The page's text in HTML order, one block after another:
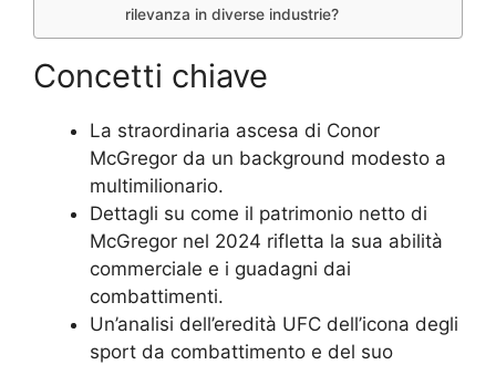
rilevanza in diverse industrie?
Concetti chiave
La straordinaria ascesa di Conor
McGregor da un background modesto a
multimilionario.
Dettagli su come il patrimonio netto di
McGregor nel 2024 rifletta la sua abilità
commerciale e i guadagni dai
combattimenti.
Un’analisi dell’eredità UFC dell’icona degli
sport da combattimento e del suo